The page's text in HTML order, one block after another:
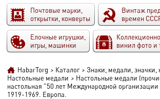
Почтовые марки,
открытки, конверты
Винтаж
времен
Елочные игрушки,
игры, машинки
винил фото и
HabarTorg > Каталог > Знаки, медали, значки,
Настольные медали > Настольные медали
настольная "50 лет Международной организации
1919-1969. Европа.